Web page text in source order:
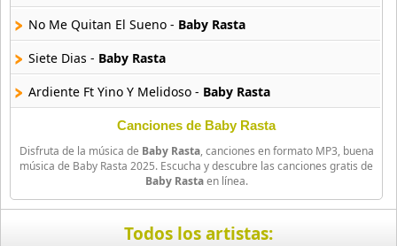
101 músicas online
Arthur
4 músicas online
Asesino
21 músicas online
Aspirante
No Me Quitan El Sueno - Baby Rasta
Siete Dias - Baby Rasta
Ardiente Ft Yino Y Melidoso - Baby Rasta
Baby Rasta
Capturo -Baby Rasta
Baby Rasta
Sigo Tus Pasos -Baby Rasta
Canciones de Baby Rasta
Disfruta de la música de Baby Rasta, canciones en formato MP3, buena
música de Baby Rasta 2025. Escucha y descubre las canciones gratis de
Baby Rastaen línea.
Todos los artistas: